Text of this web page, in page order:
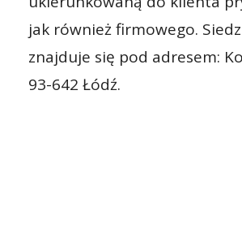
jak również firmowego.
znajduje się pod adresem:
93-642 Łódź.